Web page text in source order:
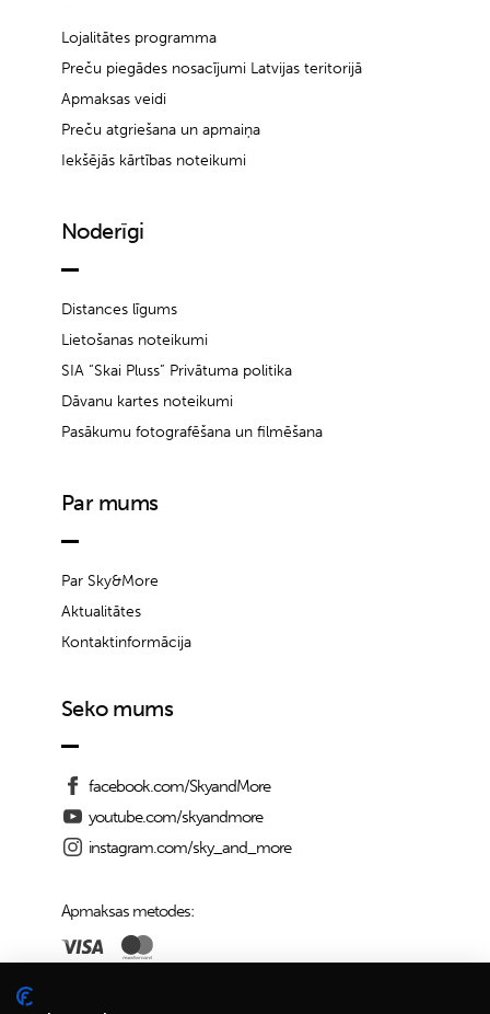
Lojalitātes programma
Preču piegādes nosacījumi Latvijas teritorijā
Apmaksas veidi
Preču atgriešana un apmaiņa
Iekšējās kārtības noteikumi
Noderīgi
Distances līgums
Lietošanas noteikumi
SIA “Skai Pluss” Privātuma politika
Dāvanu kartes noteikumi
Pasākumu fotografēšana un filmēšana
Par mums
Par Sky&More
Aktualitātes
Kontaktinformācija
Seko mums
facebook.com/SkyandMore
youtube.com/skyandmore
instagram.com/sky_and_more
Apmaksas metodes: